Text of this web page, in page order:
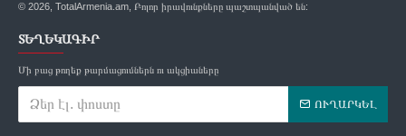
© 2026, TotalArmenia.am, Բոլոր իրավունքները պաշտպանված են:
ՏԵՂԵԿԱԳԻՐ
Մի բաց թողեք թարմացումներն ու ակցիաները
ՈՒՂԱՐԿԵԼ